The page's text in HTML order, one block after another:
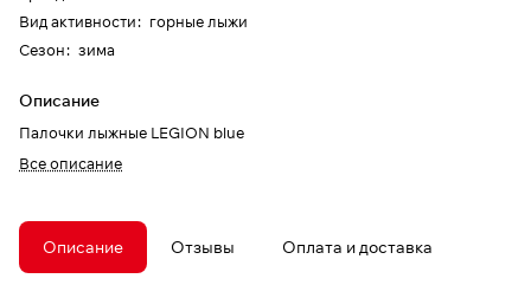
Вид активности: горные лыжи
Сезон: зима
Описание
Палочки лыжные LEGION blue
Все описание
Описание Отзывы Оплата и доставка